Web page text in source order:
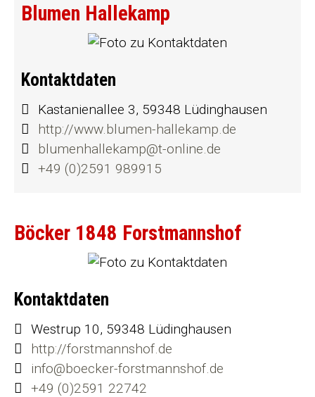
Blumen Hallekamp
Kontaktdaten
Kastanienallee 3, 59348 Lüdinghausen
http://www.blumen-hallekamp.de
blumenhallekamp@t-online.de
+49 (0)2591 989915
Böcker 1848 Forstmannshof
Kontaktdaten
Westrup 10, 59348 Lüdinghausen
http://forstmannshof.de
info@boecker-forstmannshof.de
+49 (0)2591 22742